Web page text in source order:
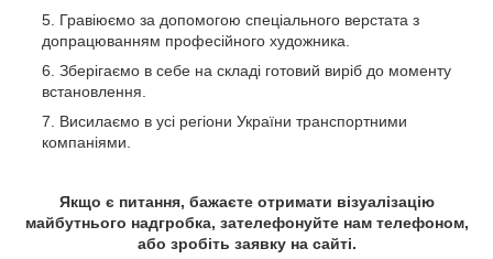
Гравіюємо за допомогою спеціального верстата з
допрацюванням професійного художника.
Зберігаємо в себе на складі готовий виріб до моменту
встановлення.
Висилаємо в усі регіони України транспортними
компаніями.
Якщо є питання, бажаєте отримати візуалізацію
майбутнього надгробка, зателефонуйте нам телефоном,
або зробіть заявку на сайті.